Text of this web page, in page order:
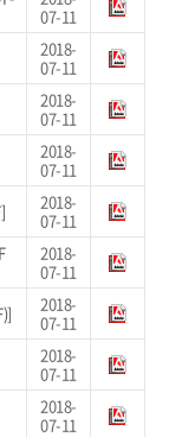
07-11
2018-
07-11
2018-
07-11
2018-
07-11
2018-
07-11
2018-
07-11
2018-
07-11
2018-
07-11
2018-
07-11